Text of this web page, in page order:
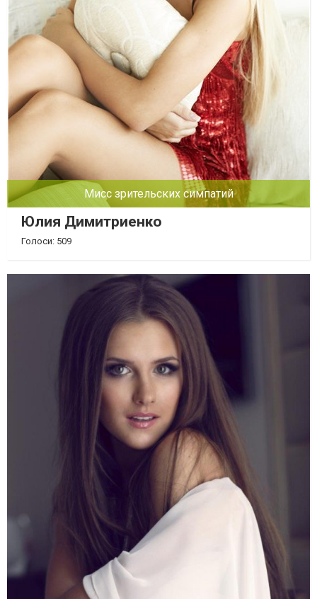
Мисс зрительских симпатий
Юлия Димитриенко
Голоси: 509